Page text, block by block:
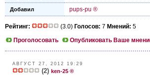
Добавил pups-pu ®
Рейтинг: (3.0) Голосов: 7 Мнений: 5
Проголосовать
Опубликовать Ваше
АВГУСТ 27, 2012 19:29
(2) ken-25 ®